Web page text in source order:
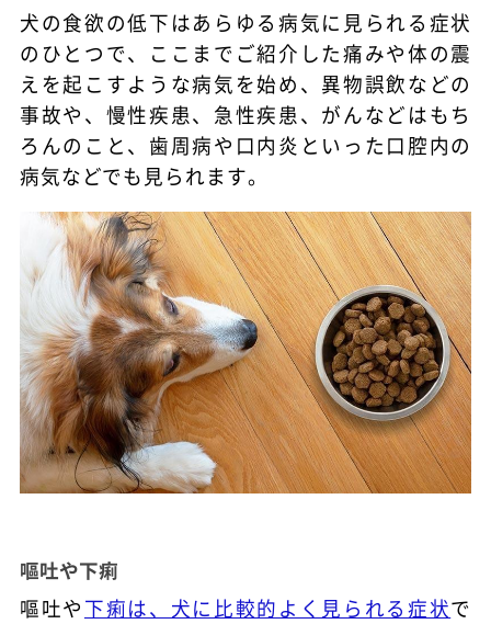
犬の食欲の低下はあらゆる病気に見られる症状
のひとつで、ここまでご紹介した痛みや体の震
えを起こすような病気を始め、異物誤飲などの
事故や、慢性疾患、急性疾患、がんなどはもち
ろんのこと、歯周病や口内炎といった口腔内の
病気などでも見られます。
嘔吐や下痢
嘔吐や 下痢は、犬に比較的よく見られる症状で